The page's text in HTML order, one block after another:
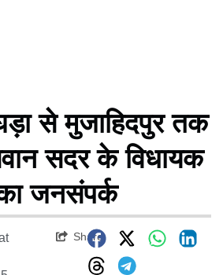
से मुजाहिदपुर तक
सदर के विधायक
जनसंपर्क
Share